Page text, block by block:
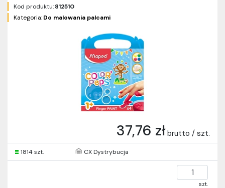
Kod produktu:812510
Kategoria:Do malowania palcami
37,76 zł brutto / szt.
1814 szt. CX Dystrybucja
szt.